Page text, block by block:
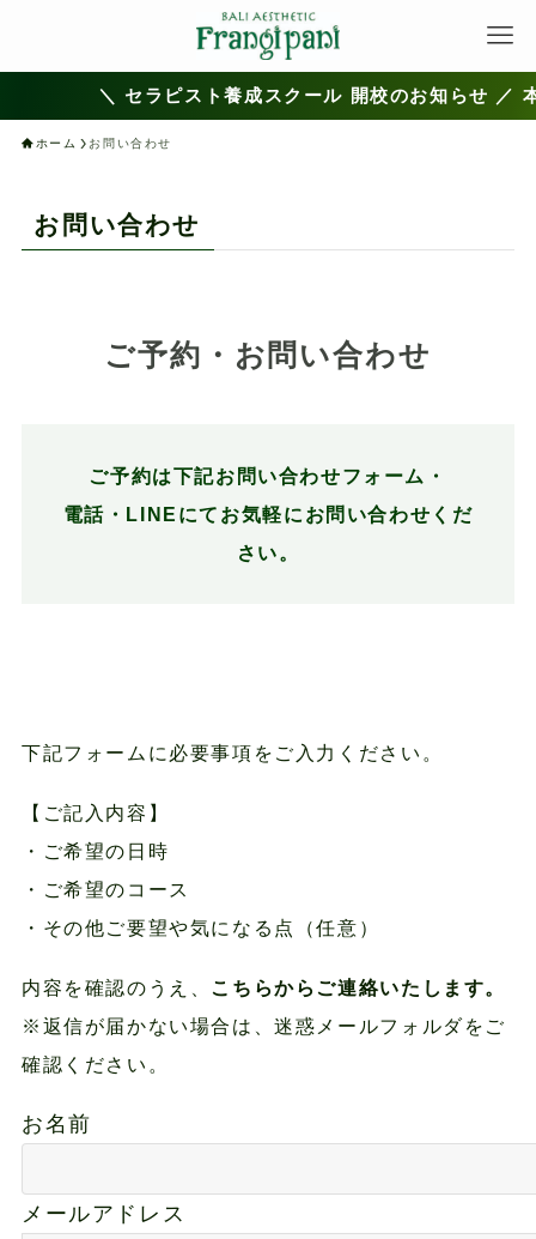
＼ セラピスト養成スクール 開校のお知らせ ／
ホーム お問い合わせ
お問い合わせ
ご予約・お問い合わせ
ご予約は下記お問い合わせフォーム・
電話・LINEにてお気軽にお問い合わせくだ
さい。
下記フォームに必要事項をご入力ください。
【ご記入内容】
・ご希望の日時
・ご希望のコース
・その他ご要望や気になる点（任意）
内容を確認のうえ、 こちらからご連絡いたします。
※返信が届かない場合は、迷惑メールフォルダをご
確認ください。
お名前
メールアドレス